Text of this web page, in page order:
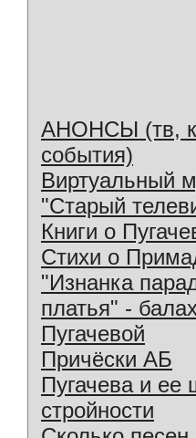
АНОНСЫ (тв,
события)
Виртуальный
"Старый
Книги о
Стихи о
"Изнанка
платья" -
Пугачевой
Причёски АБ
Пугачева и ее
стройности